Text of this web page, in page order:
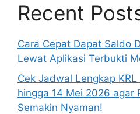
Recent
Cara Cepat Dapat Saldo
Lewat Aplikasi Terbukti
Cek Jadwal Lengkap
hingga 14 Mei 2026 agar
Semakin Nyaman!